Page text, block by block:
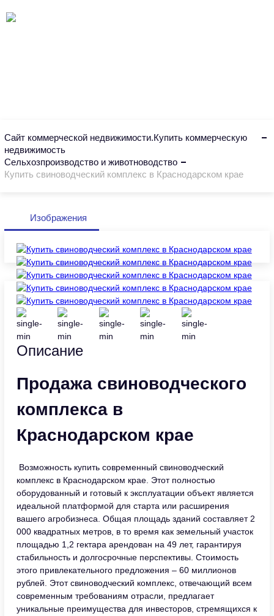
Сайт коммерческой недвижимости.Купить коммерческую
недвижимость
Сельхозпроизводство и животноводство
Купить свиноводческий комплекс в Краснодарском крае
Изображения
Описание
Продажа свиноводческого
комплекса в
Краснодарском крае
Возможность купить современный свиноводческий
комплекс в Краснодарском крае. Этот полностью
оборудованный и готовый к эксплуатации объект является
идеальной платформой для старта или расширения
вашего агробизнеса. Общая площадь зданий составляет 2
000 квадратных метров, в то время как земельный участок
площадью 1,2 гектара арендован на 49 лет, гарантируя
стабильность и долгосрочные перспективы. Стоимость
этого привлекательного предложения – 60 миллионов
рублей. Этот свиноводческий комплекс, отвечающий всем
современным требованиям отрасли, предлагает
уникальные преимущества для инвесторов, стремящихся к